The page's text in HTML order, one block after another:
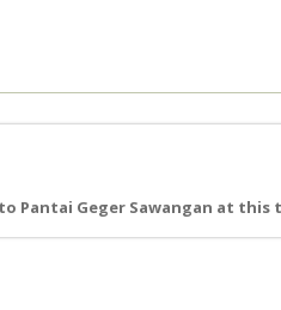
Pantai Geger Sawangan at this